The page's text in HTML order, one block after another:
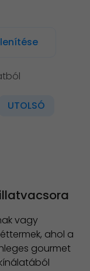
UTOLSÓ
vagy
ahol a
gourmet